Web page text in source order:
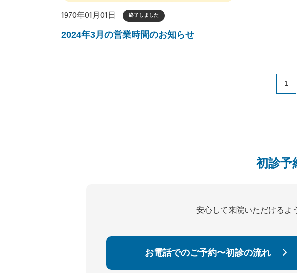
1970年01月01日 終了しました
2024年3月の営業時間のお知らせ
1
初診予
安心して来院いただけるよ
お電話でのご予約〜初診の流れ